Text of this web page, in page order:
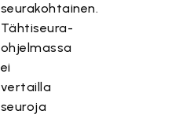
seurakohtainen.
Tähtiseura-
ohjelmassa
ei
vertailla
seuroja